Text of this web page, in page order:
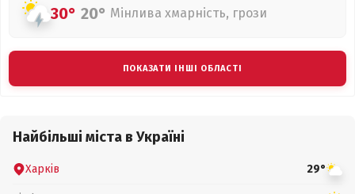
30° 20° Мінлива хмарність, грози
ПОКАЗАТИ ІНШІ ОБЛАСТІ
Найбільші міста в Україні
Харків 29°